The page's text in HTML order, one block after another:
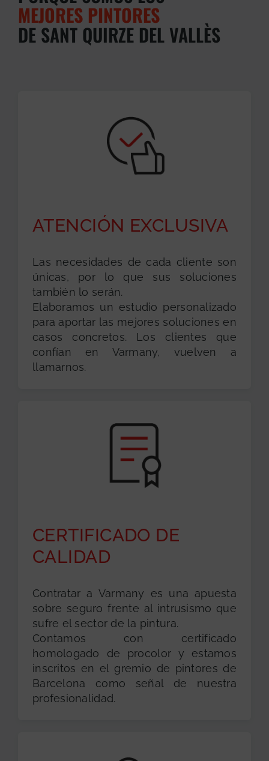
MEJORES PINTORES
DE SANT QUIRZE DEL VALLÈS
ATENCIÓN EXCLUSIVA
Las necesidades de cada cliente son
únicas, por lo que sus soluciones
también lo serán.
Elaboramos un estudio personalizado
para aportar las mejores soluciones en
casos concretos. Los clientes que
confían en Varmany, vuelven a
llamarnos.
CERTIFICADO DE
CALIDAD
Contratar a Varmany es una apuesta
sobre seguro frente al intrusismo que
sufre el sector de la pintura.
Contamos con certificado
homologado de procolor y estamos
inscritos en el gremio de pintores de
Barcelona como señal de nuestra
profesionalidad.